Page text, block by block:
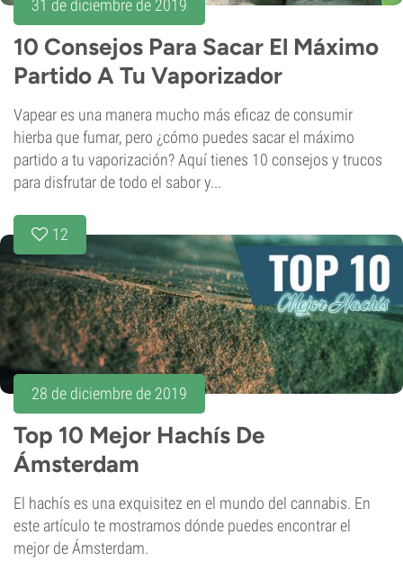
31 de diciembre de 2019
10 Consejos Para Sacar El Máximo
Partido A Tu Vaporizador
Vapear es una manera mucho más eficaz de consumir
hierba que fumar, pero ¿cómo puedes sacar el máximo
partido a tu vaporización? Aquí tienes 10 consejos y trucos
para disfrutar de todo el sabor y...
12
28 de diciembre de 2019
Top 10 Mejor Hachís De
Ámsterdam
El hachís es una exquisitez en el mundo del cannabis. En
este artículo te mostramos dónde puedes encontrar el
mejor de Ámsterdam.